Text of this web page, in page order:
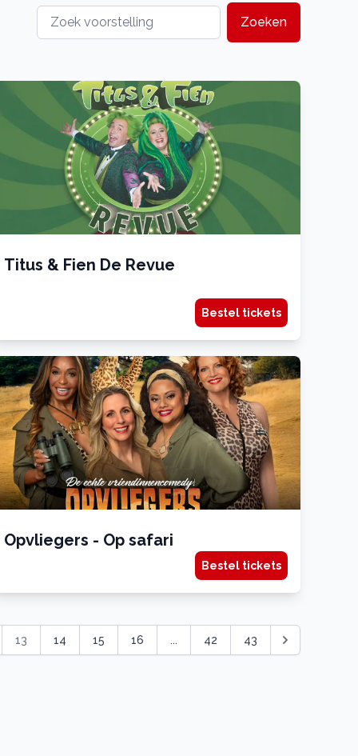
Zoeken
Titus & Fien De Revue
Bestel tickets
Opvliegers - Op safari
Bestel tickets
13 14 15 16 ... 42 43